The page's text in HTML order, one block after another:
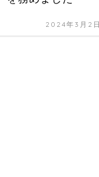
2024年3月2